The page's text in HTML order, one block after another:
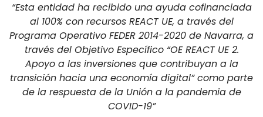
“Esta entidad ha recibido una ayuda cofinanciada
al 100% con recursos REACT UE, a través del
Programa Operativo FEDER 2014-2020 de Navarra, a
través del Objetivo Específico “OE REACT UE 2.
Apoyo a las inversiones que contribuyan a la
transición hacia una economía digital” como parte
de la respuesta de la Unión a la pandemia de
COVID-19”